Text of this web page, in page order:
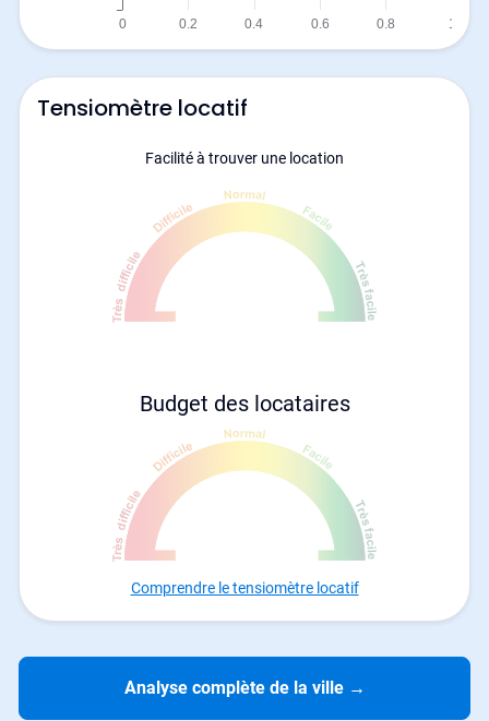
Tensiomètre locatif
Facilité à trouver une location
Budget des locataires
Comprendre le tensiomètre locatif
Analyse complète de la ville →